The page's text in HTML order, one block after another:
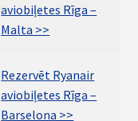
aviobiļetes Rīga –
Malta >>
Rezervēt Ryanair
aviobiļetes Rīga –
Barselona >>